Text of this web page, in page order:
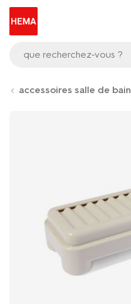
que recherchez-vous ?
accessoires salle de bain